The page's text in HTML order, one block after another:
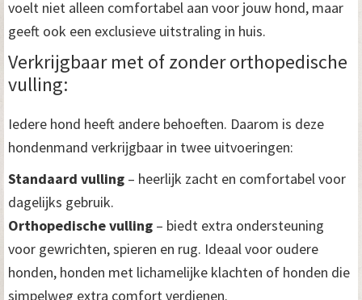
voelt niet alleen comfortabel aan voor jouw hond, maar
geeft ook een exclusieve uitstraling in huis.
Verkrijgbaar met of zonder orthopedische
vulling:
Iedere hond heeft andere behoeften. Daarom is deze
hondenmand verkrijgbaar in twee uitvoeringen:
Standaard vulling – heerlijk zacht en comfortabel voor
dagelijks gebruik.
Orthopedische vulling – biedt extra ondersteuning
voor gewrichten, spieren en rug. Ideaal voor oudere
honden, honden met lichamelijke klachten of honden die
simpelweg extra comfort verdienen.